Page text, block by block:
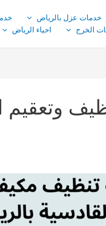
خدمات عزل بالرياض
الخرج احياء الرياض
وتعقيم